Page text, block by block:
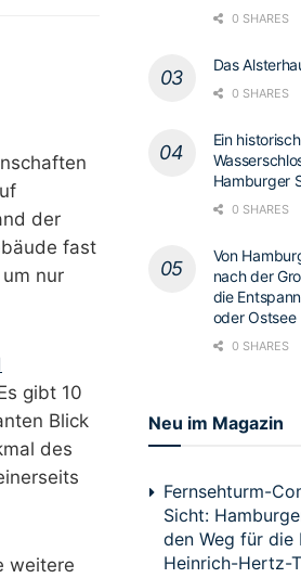
der
fast
nur
gibt 10
Blick
des
weitere
0 SHARES
Das
0 SHARES
Ein
Hamburger
0 SHARES
Von
nach der
die
oder Ostsee
0 SHARES
Neu im Magazin
Fernsehturm-
Sicht:
den Weg für die
Heinrich-Hertz-